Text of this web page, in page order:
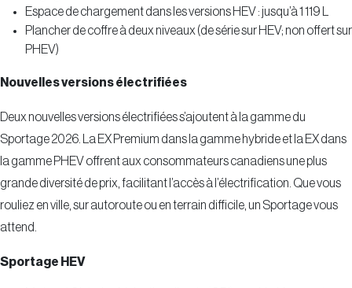
Espace de chargement dans les versions HEV : jusqu’à 1 119 L
Plancher de coffre à deux niveaux (de série sur HEV; non offert sur
PHEV)
Nouvelles versions électrifiées
Deux nouvelles versions électrifiées s’ajoutent à la gamme du
Sportage 2026. La EX Premium dans la gamme hybride et la EX dans
la gamme PHEV offrent aux consommateurs canadiens une plus
grande diversité de prix, facilitant l’accès à l’électrification. Que vous
rouliez en ville, sur autoroute ou en terrain difficile, un Sportage vous
attend.
Sportage HEV